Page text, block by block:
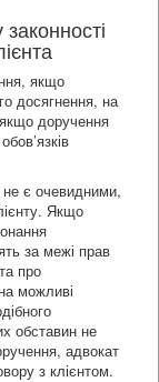
якщо
досягнення, на
доручення
є очевидними,
Якщо
за межі прав
про
можливі
обставин не
адвокат
з клієнтом.